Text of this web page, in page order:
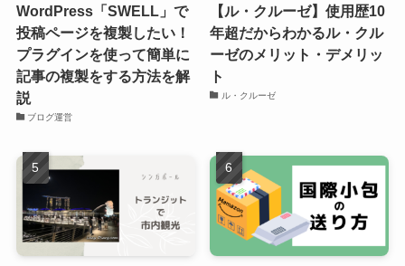
WordPress「SWELL」で
投稿ページを複製したい！
プラグインを使って簡単に
記事の複製をする方法を解
説
ブログ運営
【ル・クルーゼ】使用歴10
年超だからわかるル・クル
ーゼのメリット・デメリッ
ト
ル・クルーゼ